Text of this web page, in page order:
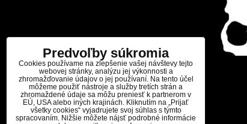
Predvoľby súkromia
Cookies používame na zlepšenie vašej návštevy tejto
webovej stránky, analýzu jej výkonnosti a
zhromažďovanie údajov o jej používaní. Na tento účel
môžeme použiť nástroje a služby tretích strán a
zhromaždené údaje sa môžu preniesť k partnerom v
EÚ, USA alebo iných krajinách. Kliknutím na „Prijať
všetky cookies“ vyjadrujete svoj súhlas s týmto
spracovaním. Nižšie môžete nájsť podrobné informácie